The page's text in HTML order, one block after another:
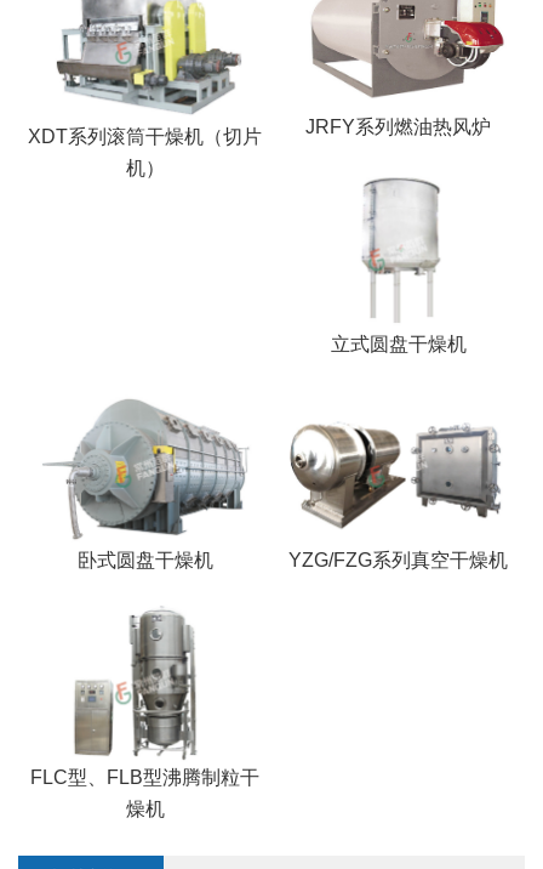
XDT系列滚筒干燥机（切片
机）
JRFY系列燃油热风炉
立式圆盘干燥机
卧式圆盘干燥机 YZG/FZG系列真空干燥机
FLC型、FLB型沸腾制粒干
燥机